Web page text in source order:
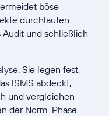
böse
durchlaufen
Audit und schließlich
Sie legen fest,
ISMS abdeckt,
und vergleichen
der Norm. Phase